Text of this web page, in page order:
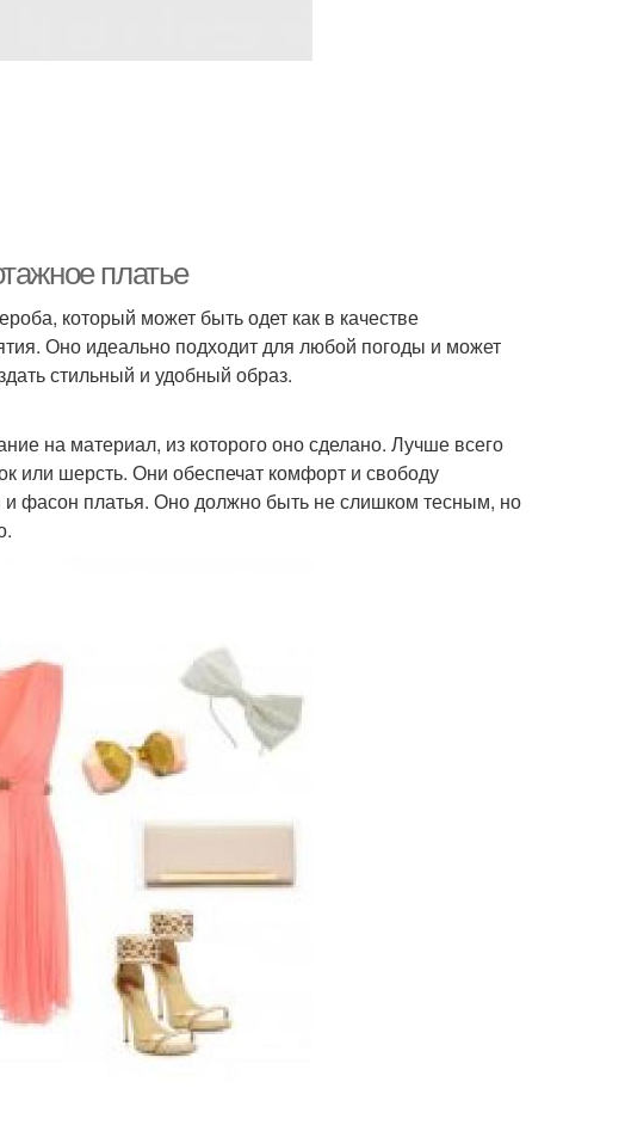
платье
который может быть одет как в качестве
Оно идеально подходит для любой погоды и может
стильный и удобный образ.
на материал, из которого оно сделано. Лучше всего
или шерсть. Они обеспечат комфорт и свободу
фасон платья. Оно должно быть не слишком тесным, но